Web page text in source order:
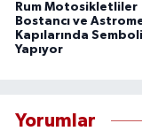
Rum Motosikletliler
Bostancı ve
Kapılarında
Yapıyor
Yorumlar